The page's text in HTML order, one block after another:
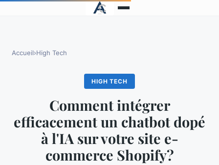
Accueil›High Tech
HIGH TECH
Comment intégrer
efficacement un chatbot dopé
à l'IA sur votre site e-
commerce Shopify?